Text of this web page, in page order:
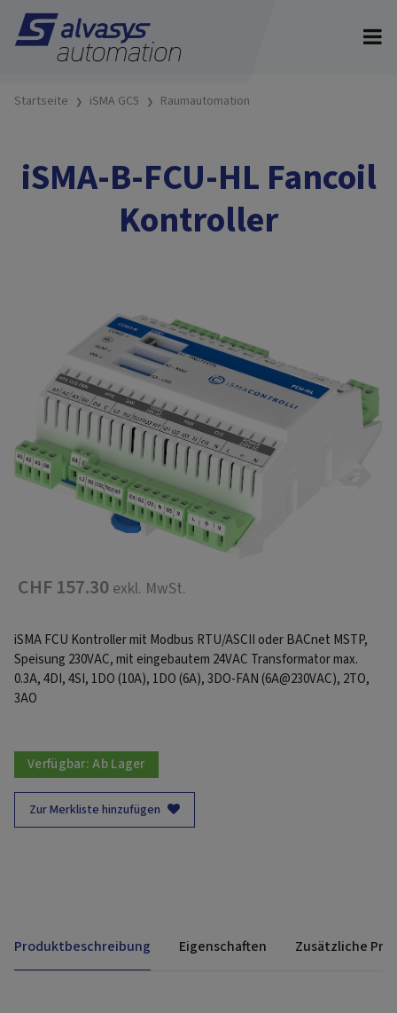
Startseite iSMA GC5 Raumautomation
iSMA-B-FCU-HL Fancoil
Kontroller
CHF 157.30 exkl. MwSt.
iSMA FCU Kontroller mit Modbus RTU/ASCII oder BACnet MSTP,
Speisung 230VAC, mit eingebautem 24VAC Transformator max.
0.3A, 4DI, 4SI, 1DO (10A), 1DO (6A), 3DO-FAN (6A@230VAC), 2TO,
3AO
Verfügbar:Ab Lager
Zur Merkliste hinzufügen
Produktbeschreibung Eigenschaften Zusätzliche